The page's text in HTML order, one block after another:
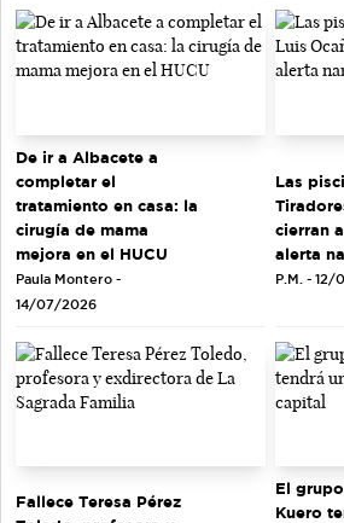
De ir a Albacete a
completar el
tratamiento en casa: la
cirugía de mama
mejora en el HUCU
Paula Montero -
14/07/2026
Las
cierran
alerta
P.M. -
Fallece Teresa Pérez
El
Kuero